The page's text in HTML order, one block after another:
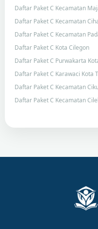
Daftar Paket C Kecamatan
Daftar Paket C Kecamatan
Daftar Paket C Kecamatan
Daftar Paket C Kota Cilegon
Daftar Paket C Purwakarta
Daftar Paket C Karawaci Kota
Daftar Paket C Kecamatan
Daftar Paket C Kecamatan